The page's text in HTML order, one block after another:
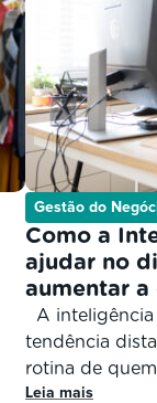
Gestão do
Como a
ajudar no
aumentar
A inteligência
tendência
rotina de
ela já está
Leia mais